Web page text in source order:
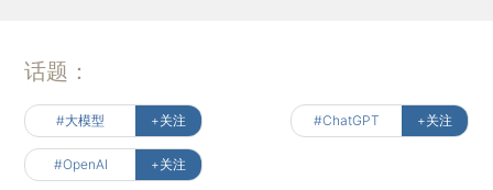
话题：
#大模型 +关注 #ChatGPT +关注
#OpenAI +关注